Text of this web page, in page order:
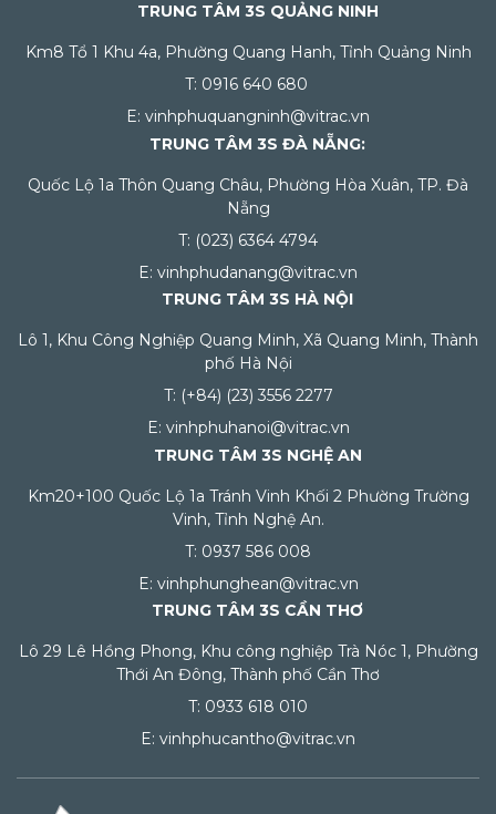
TRUNG TÂM 3S QUẢNG NINH
Km8 Tổ 1 Khu 4a, Phường Quang Hanh, Tỉnh Quảng Ninh
T: 0916 640 680
E: vinhphuquangninh@vitrac.vn
TRUNG TÂM 3S ĐÀ NẴNG:
Quốc Lộ 1a Thôn Quang Châu, Phường Hòa Xuân, TP. Đà
Nẵng
T: (023) 6364 4794
E: vinhphudanang@vitrac.vn
TRUNG TÂM 3S HÀ NỘI
Lô 1, Khu Công Nghiệp Quang Minh, Xã Quang Minh, Thành
phố Hà Nội
T: (+84) (23) 3556 2277
E: vinhphuhanoi@vitrac.vn
TRUNG TÂM 3S NGHỆ AN
Km20+100 Quốc Lộ 1a Tránh Vinh Khối 2 Phường Trường
Vinh, Tỉnh Nghệ An.
T: 0937 586 008
E: vinhphunghean@vitrac.vn
TRUNG TÂM 3S CẦN THƠ
Lô 29 Lê Hồng Phong, Khu công nghiệp Trà Nóc 1, Phường
Thới An Đông, Thành phố Cần Thơ
T: 0933 618 010
E: vinhphucantho@vitrac.vn